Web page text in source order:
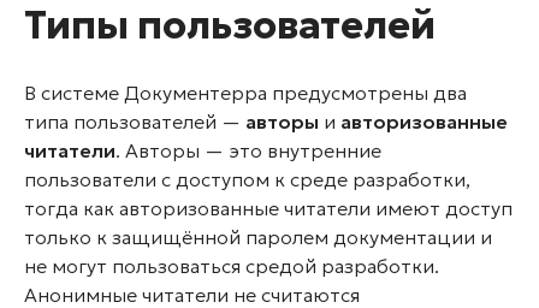
Типы пользователей
В системе Документерра предусмотрены два
типа пользователей — авторы и авторизованные
читатели. Авторы — это внутренние
пользователи с доступом к среде разработки,
тогда как авторизованные читатели имеют доступ
только к защищённой паролем документации и
не могут пользоваться средой разработки.
Анонимные читатели не считаются